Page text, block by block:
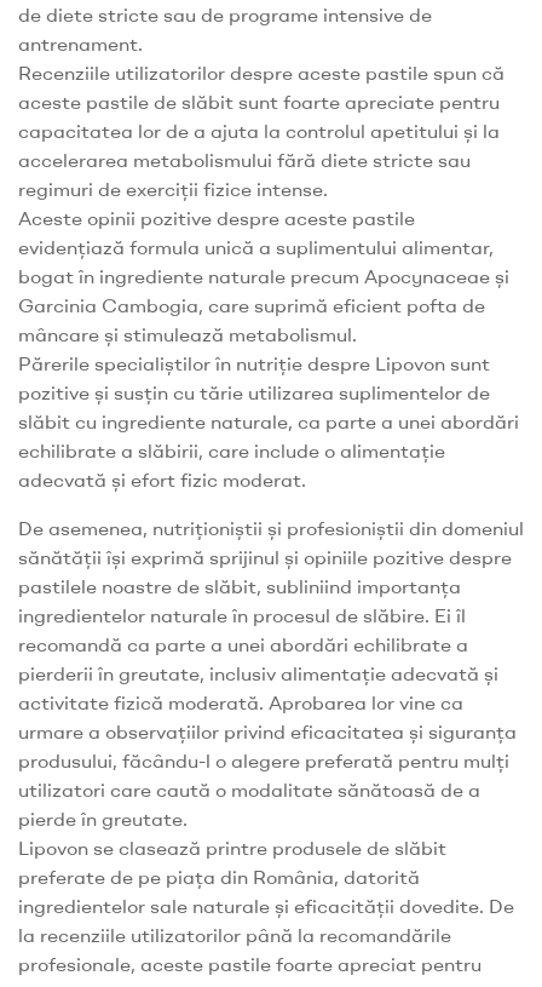
de diete stricte sau de programe intensive de
antrenament.
Recenziile utilizatorilor despre aceste pastile spun că
aceste pastile de slăbit sunt foarte apreciate pentru
capacitatea lor de a ajuta la controlul apetitului și la
accelerarea metabolismului fără diete stricte sau
regimuri de exerciții fizice intense.
Aceste opinii pozitive despre aceste pastile
evidențiază formula unică a suplimentului alimentar,
bogat în ingrediente naturale precum Apocynaceae și
Garcinia Cambogia, care suprimă eficient pofta de
mâncare și stimulează metabolismul.
Părerile specialiștilor în nutriție despre Lipovon sunt
pozitive și susțin cu tărie utilizarea suplimentelor de
slăbit cu ingrediente naturale, ca parte a unei abordări
echilibrate a slăbirii, care include o alimentație
adecvată și efort fizic moderat.
De asemenea, nutriționiștii și profesioniștii din domeniul
sănătății își exprimă sprijinul și opiniile pozitive despre
pastilele noastre de slăbit, subliniind importanța
ingredientelor naturale în procesul de slăbire. Ei îl
recomandă ca parte a unei abordări echilibrate a
pierderii în greutate, inclusiv alimentație adecvată și
activitate fizică moderată. Aprobarea lor vine ca
urmare a observațiilor privind eficacitatea și siguranța
produsului, făcându-l o alegere preferată pentru mulți
utilizatori care caută o modalitate sănătoasă de a
pierde în greutate.
Lipovon se clasează printre produsele de slăbit
preferate de pe piața din România, datorită
ingredientelor sale naturale și eficacității dovedite. De
la recenziile utilizatorilor până la recomandările
profesionale, aceste pastile foarte apreciat pentru